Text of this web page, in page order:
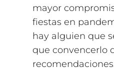
mayor
fiestas en
hay alguien que
que convencerlo